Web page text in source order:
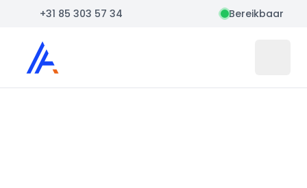
+31 85 303 57 34 Bereikbaar
Auto Atlas